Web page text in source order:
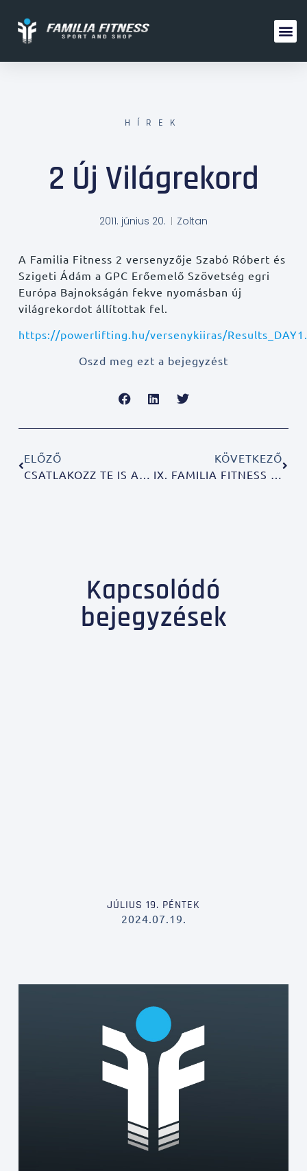
HÍREK
2 Új Világrekord
2011. június 20. Zoltan
A Familia Fitness 2 versenyzője Szabó Róbert és
Szigeti Ádám a GPC Erőemelő Szövetség egri
Európa Bajnokságán fekve nyomásban új
világrekordot állítottak fel.
https://powerlifting.hu/versenykiiras/
Oszd meg ezt a bejegyzést
ELŐZŐ
CSATLAKOZZ TE IS A FAMILIA FITNESS-HEZ
KÖVETKEZŐ
IX. FAMILIA FITNESS FEKVENYOMÓ VERSENY
Kapcsolódó
bejegyzések
JÚLIUS 19. PÉNTEK
2024.07.19.